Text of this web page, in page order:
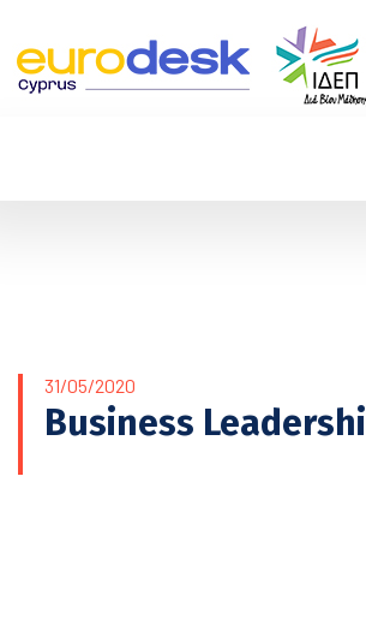
31/05/2020
Business